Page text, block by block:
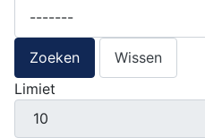
Zoeken
Wissen
Limiet